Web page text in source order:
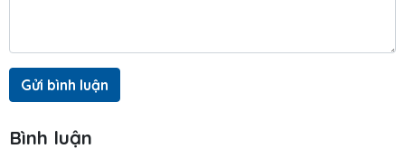
Gửi bình luận
Bình luận